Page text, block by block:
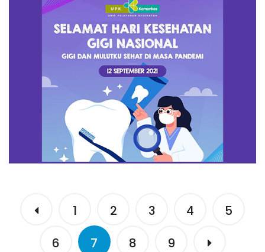
1 2 3 4
5
6
7 8 9